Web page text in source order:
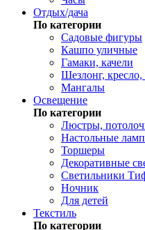
Отдых/дача
По категории
Садовые фигуры
Кашпо уличные
Гамаки, качели
Шезлонг, кресло,
Мангалы
Освещение
По категории
Люстры,
Настольные
Торшеры
Декоративные
Светильники
Ночник
Для детей
Текстиль
По категории